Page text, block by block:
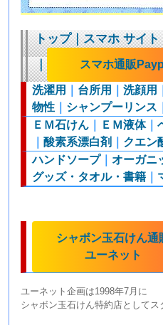
トップ｜スマホ サイト
｜
スマホ通販
洗濯用 台所用 ｜洗顔用
物性
シャンプーリンス
ＥＭ石けん
ＥＭ液体｜
｜酸素系漂白剤
クエン
ハンドソープ｜オーガニ
グッズ・タオル・書籍
シャボン玉石けん通
ユーネット
ユーネット企画は1998年7月に
シャボン玉石けん特約店としてス